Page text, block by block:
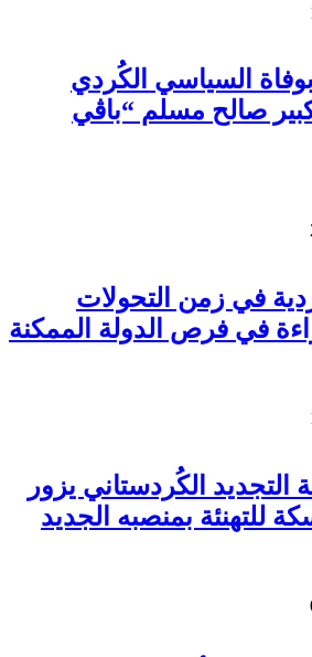
السياسي الكُردي
صالح مسلم “باڤي
في زمن التحولات
في فرص الدولة الممكنة
الكُردستاني يزور
للتهنئة بمنصبه الجديد